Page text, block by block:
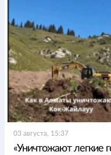
03 августа, 15:37
«Уничтожают легкие